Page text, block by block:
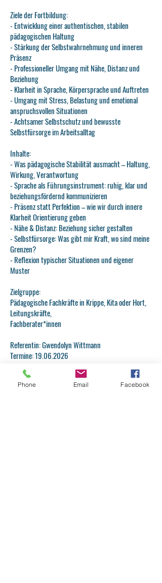
Ziele der Fortbildung:
- Entwicklung einer authentischen, stabilen
pädagogischen Haltung
- Stärkung der Selbstwahrnehmung und inneren
Präsenz
- Professioneller Umgang mit Nähe, Distanz und
Beziehung
- Klarheit in Sprache, Körpersprache und Auftreten
- Umgang mit Stress, Belastung und emotional
anspruchsvollen Situationen
- Achtsamer Selbstschutz und bewusste
Selbstfürsorge im Arbeitsalltag
Inhalte:
- Was pädagogische Stabilität ausmacht – Haltung,
Wirkung, Verantwortung
- Sprache als Führungsinstrument: ruhig, klar und
beziehungsfördernd kommunizieren
- Präsenz statt Perfektion – wie wir durch innere
Klarheit Orientierung geben
- Nähe & Distanz: Beziehung sicher gestalten
- Selbstfürsorge: Was gibt mir Kraft, wo sind meine
Grenzen?
- Reflexion typischer Situationen und eigener
Muster
Zielgruppe:
Pädagogische Fachkräfte in Krippe, Kita oder Hort,
Leitungskräfte,
Fachberater*innen
Referentin: Gwendolyn Wittmann
Termine:19.06.2026
Ort: Hauptstraße 60; 67366 Weingarten
Phone Email Facebook